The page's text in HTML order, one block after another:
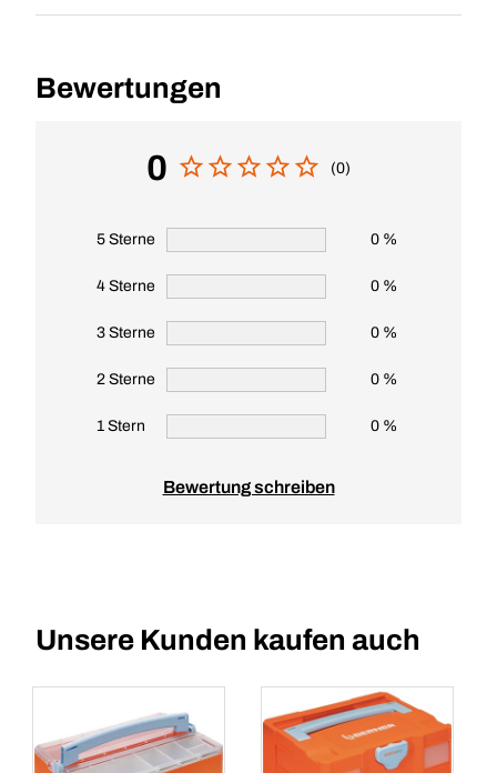
Bewertungen
0 (0)
5 Sterne 0 %
4 Sterne 0 %
3 Sterne 0 %
2 Sterne 0 %
1 Stern 0 %
Bewertung schreiben
Unsere Kunden kaufen auch